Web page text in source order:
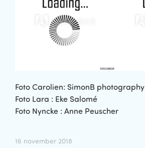
Foto Carolien: SimonB photography
Foto Lara : Eke Salomé
Foto Nyncke : Anne Peuscher
16 november 2018